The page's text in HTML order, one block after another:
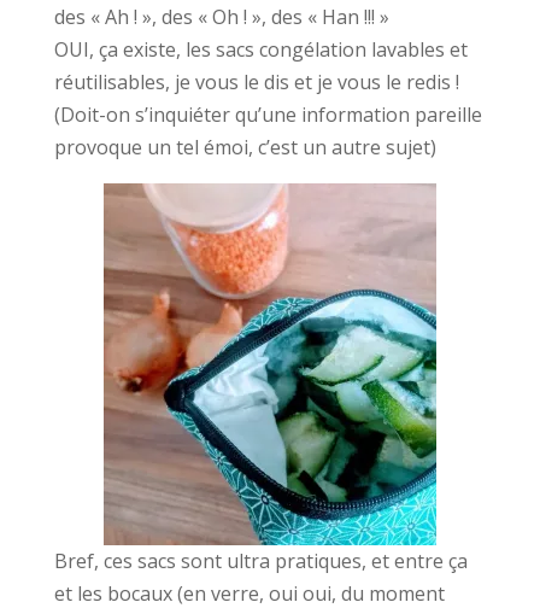
des « Ah ! », des « Oh ! », des « Han !!! »
OUI, ça existe, les sacs congélation lavables et
réutilisables, je vous le dis et je vous le redis !
(Doit-on s’inquiéter qu’une information pareille
provoque un tel émoi, c’est un autre sujet)
Bref, ces sacs sont ultra pratiques, et entre ça
et les bocaux (en verre, oui oui, du moment